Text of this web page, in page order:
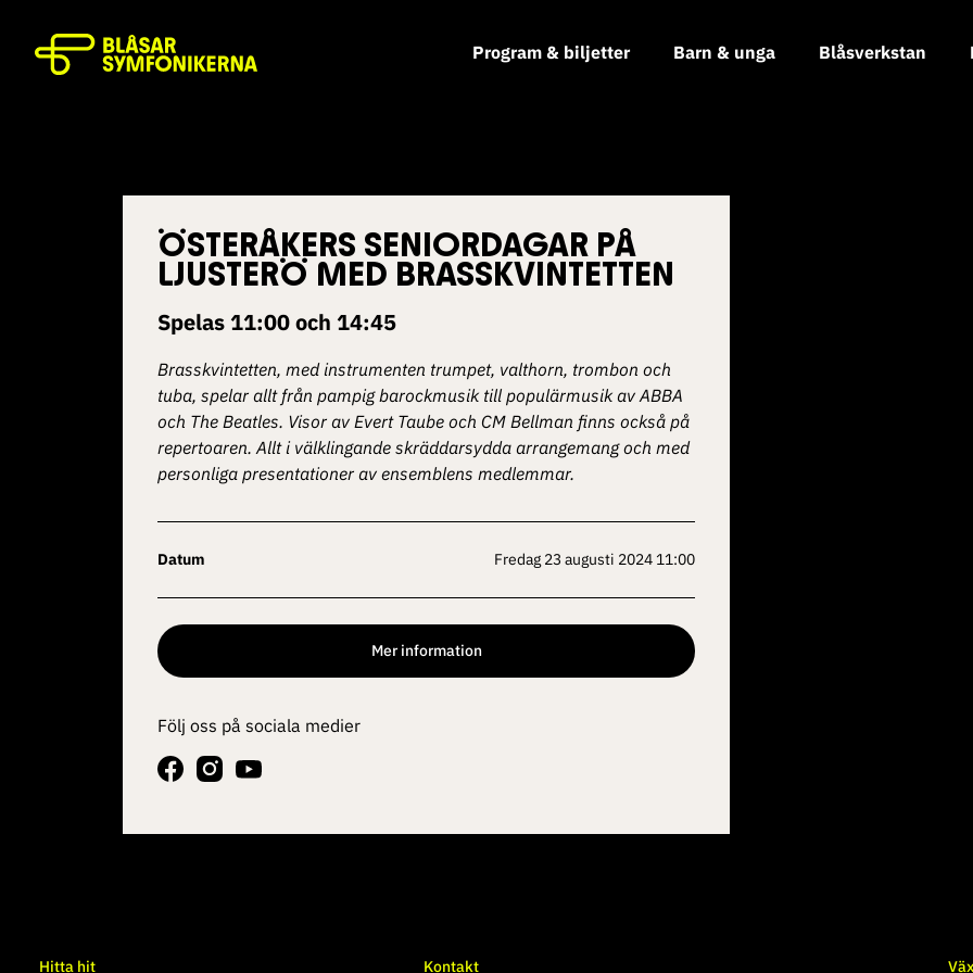
Program & biljetter Barn & unga Blåsverkstan
ÖSTERÅKERS SENIORDAGAR PÅ
LJUSTERÖ MED BRASSKVINTETTEN
Spelas 11:00 och 14:45
Brasskvintetten, med instrumenten trumpet, valthorn, trombon och
tuba, spelar allt från pampig barockmusik till populärmusik av ABBA
och The Beatles. Visor av Evert Taube och CM Bellman finns också på
repertoaren. Allt i välklingande skräddarsydda arrangemang och med
personliga presentationer av ensemblens medlemmar.
Datum fredag 23 augusti 2024 11:00
Mer information
Följ oss på sociala medier
Hitta hit Kontakt